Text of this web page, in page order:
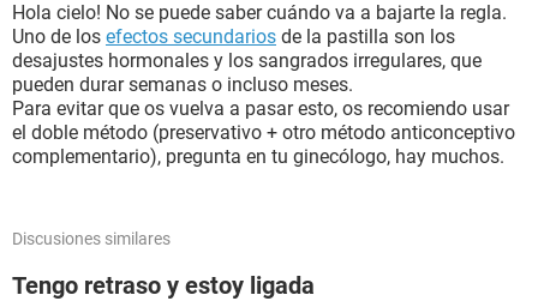
Hola cielo! No se puede saber cuándo va a bajarte la regla.
Uno de los efectos secundarios de la pastilla son los
desajustes hormonales y los sangrados irregulares, que
pueden durar semanas o incluso meses.
Para evitar que os vuelva a pasar esto, os recomiendo usar
el doble método (preservativo + otro método anticonceptivo
complementario), pregunta en tu ginecólogo, hay muchos.
Discusiones similares
Tengo retraso y estoy ligada